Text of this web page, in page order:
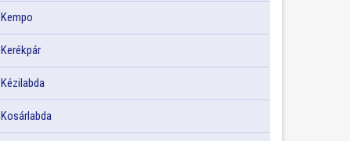
Kempo
Kerékpár
Kézilabda
Kosárlabda